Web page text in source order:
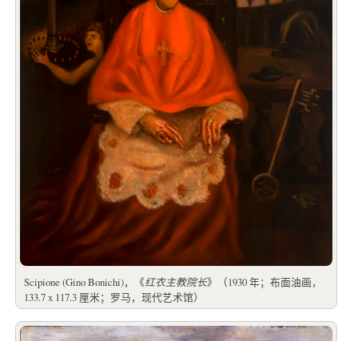
Scipione (Gino Bonichi)，《红衣主教院长》（1930 年；布面油画，
133.7 x 117.3 厘米；罗马，现代艺术馆）